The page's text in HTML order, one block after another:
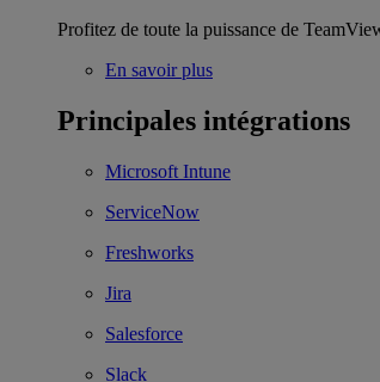
Profitez de toute la puissance de
En savoir plus
Principales intégrations
Microsoft Intune
ServiceNow
Freshworks
Jira
Salesforce
Slack